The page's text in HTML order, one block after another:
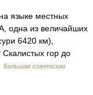
языке местных
из величайших
6420 км),
гор до
Большая советская